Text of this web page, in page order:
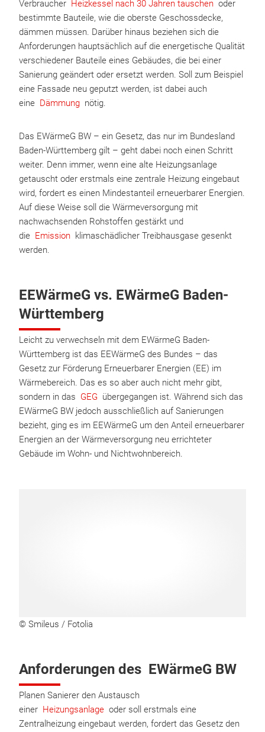
Verbraucher Heizkessel nach 30 Jahren tauschen oder
bestimmte Bauteile, wie die oberste Geschossdecke,
dämmen müssen. Darüber hinaus beziehen sich die
Anforderungen hauptsächlich auf die energetische Qualität
verschiedener Bauteile eines Gebäudes, die bei einer
Sanierung geändert oder ersetzt werden. Soll zum Beispiel
eine Fassade neu geputzt werden, ist dabei auch
eine Dämmung nötig.
Das EWärmeG BW – ein Gesetz, das nur im Bundesland
Baden-Württemberg gilt – geht dabei noch einen Schritt
weiter. Denn immer, wenn eine alte Heizungsanlage
getauscht oder erstmals eine zentrale Heizung eingebaut
wird, fordert es einen Mindestanteil erneuerbarer Energien.
Auf diese Weise soll die Wärmeversorgung mit
nachwachsenden Rohstoffen gestärkt und
die Emission klimaschädlicher Treibhausgase gesenkt
werden.
EEWärmeG vs. EWärmeG Baden-
Württemberg
Leicht zu verwechseln mit dem EWärmeG Baden-
Württemberg ist das EEWärmeG des Bundes – das
Gesetz zur Förderung Erneuerbarer Energien (EE) im
Wärmebereich. Das es so aber auch nicht mehr gibt,
sondern in das GEG übergegangen ist. Während sich das
EWärmeG BW jedoch ausschließlich auf Sanierungen
bezieht, ging es im EEWärmeG um den Anteil erneuerbarer
Energien an der Wärmeversorgung neu errichteter
Gebäude im Wohn- und Nichtwohnbereich.
© Smileus / Fotolia
Anforderungen des EWärmeG BW
Planen Sanierer den Austausch
einer Heizungsanlage oder soll erstmals eine
Zentralheizung eingebaut werden, fordert das Gesetz den